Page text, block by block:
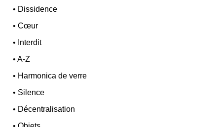
• Dissidence
•Cœur
• Interdit
•A-Z
• Harmonica de verre
• Silence
• Décentralisation